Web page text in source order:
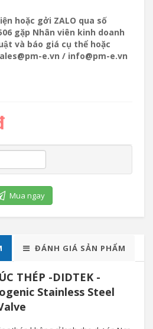
hoặc gởi ZALO qua số
gặp Nhân viên kinh doanh
và báo giá cụ thể hoặc
e.vn / info@pm-e.vn
Mua ngay
ĐÁNH GIÁ SẢN PHẨM
THÉP -DIDTEK -
Stainless Steel